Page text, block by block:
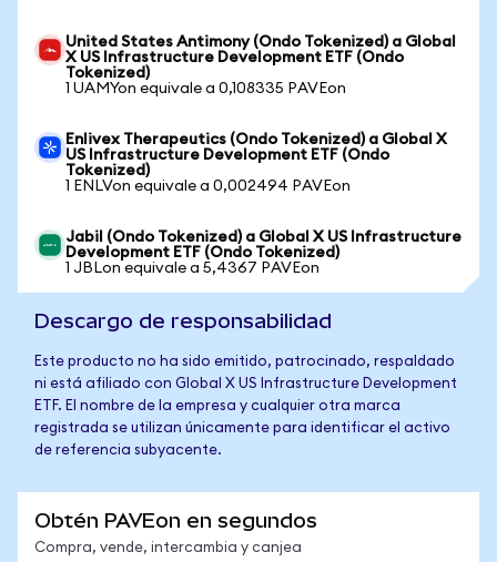
United States Antimony (Ondo Tokenized) a Global
X US Infrastructure Development ETF (Ondo
Tokenized)
1 UAMYon equivale a 0,108335 PAVEon
Enlivex Therapeutics (Ondo Tokenized) a Global X
US Infrastructure Development ETF (Ondo
Tokenized)
1 ENLVon equivale a 0,002494 PAVEon
Jabil (Ondo Tokenized) a Global X US Infrastructure
Development ETF (Ondo Tokenized)
1 JBLon equivale a 5,4367 PAVEon
Descargo de responsabilidad
Este producto no ha sido emitido, patrocinado, respaldado
ni está afiliado con Global X US Infrastructure Development
ETF. El nombre de la empresa y cualquier otra marca
registrada se utilizan únicamente para identificar el activo
de referencia subyacente.
Obtén PAVEon en segundos
Compra, vende, intercambia y canjea